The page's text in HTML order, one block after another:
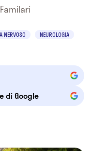
NERVOSO
NEUROLOGIA
di Google